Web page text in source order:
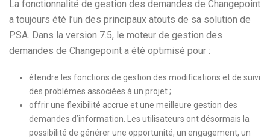
La fonctionnalité de gestion des demandes de Changepoint
a toujours été l’un des principaux atouts de sa solution de
PSA. Dans la version 7.5, le moteur de gestion des
demandes de Changepoint a été optimisé pour :
étendre les fonctions de gestion des modifications et de suivi
des problèmes associées à un projet ;
offrir une flexibilité accrue et une meilleure gestion des
demandes d’information. Les utilisateurs ont désormais la
possibilité de générer une opportunité, un engagement, un